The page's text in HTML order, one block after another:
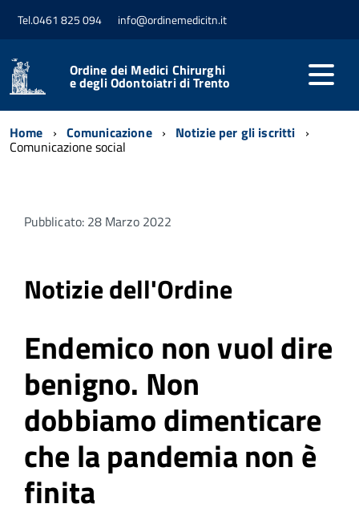
Tel.0461 825 094 info@ordinemedicitn.it
Ordine dei Medici Chirurghi
e degli Odontoiatri di Trento
Home Comunicazione Notizie per gli iscritti
Comunicazione social
Pubblicato: 28 Marzo 2022
Notizie dell'Ordine
Endemico non vuol dire
benigno. Non
dobbiamo dimenticare
che la pandemia non è
finita